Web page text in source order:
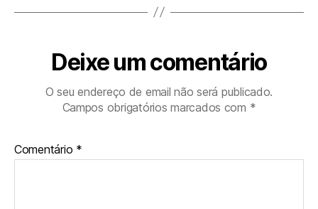
Deixe um comentário
O seu endereço de email não será publicado.
Campos obrigatórios marcados com *
Comentário *